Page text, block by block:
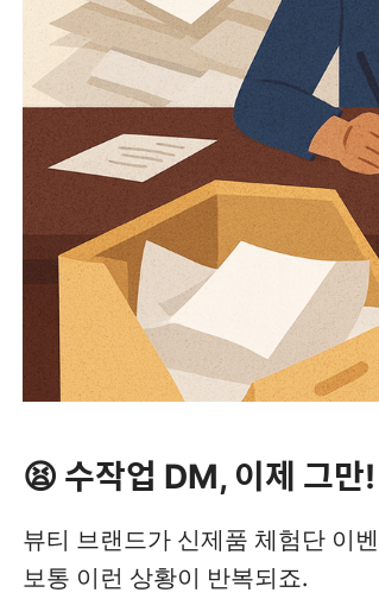
😫 수작업 DM, 이제 그만!
뷰티 브랜드가 신제품 체험단 이
보통 이런 상황이 반복되죠.